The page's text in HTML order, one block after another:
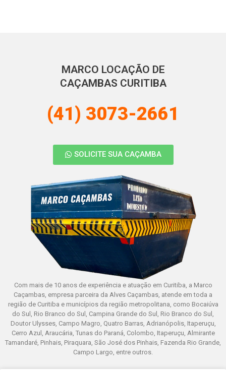
MARCO LOCAÇÃO DE
CAÇAMBAS CURITIBA
(41) 3073-2661
SOLICITE SUA CAÇAMBA
Com mais de 10 anos de experiência e atuação em Curitiba, a Marco
Caçambas, empresa parceira da Alves Caçambas, atende em toda a
região de Curitiba e municípios da região metropolitana, como Bocaiúva
do Sul, Rio Branco do Sul, Campina Grande do Sul, Rio Branco do Sul,
Doutor Ulysses, Campo Magro, Quatro Barras, Adrianópolis, Itaperuçu,
Cerro Azul, Araucária, Tunas do Paraná, Colombo, Itaperuçu, Almirante
Tamandaré, Pinhais, Piraquara, São José dos Pinhais, Fazenda Rio Grande,
Campo Largo, entre outros.